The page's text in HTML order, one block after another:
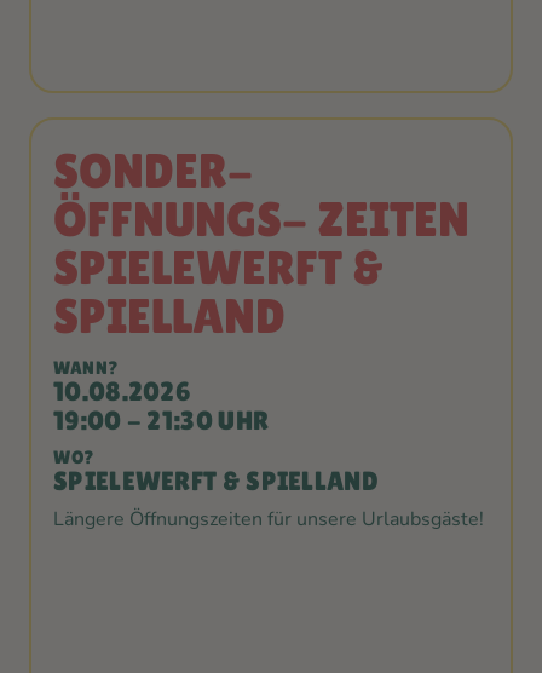
SONDER-
ÖFFNUNGS- ZEITEN
SPIELEWERFT &
SPIELLAND
WANN?
10.08.2026
19:00 - 21:30 UHR
WO?
SPIELEWERFT & SPIELLAND
Längere Öffnungszeiten für unsere Urlaubsgäste!